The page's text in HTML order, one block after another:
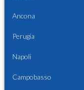
Ancona
Perugia
Napoli
Campobasso